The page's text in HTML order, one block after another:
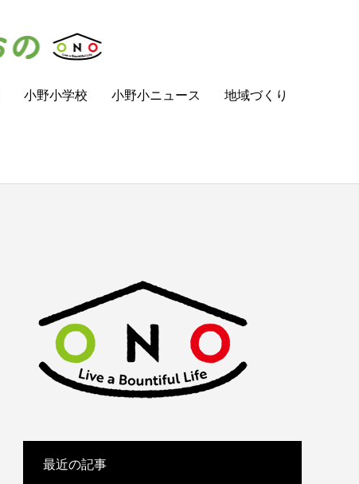
小野小学校 小野小ニュース 地域づくり
最近の記事